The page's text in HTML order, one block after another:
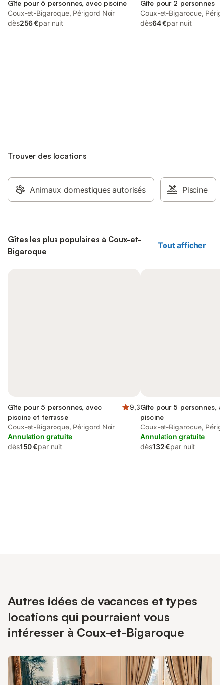
Gîte pour 6 personnes, avec piscine
Coux-et-Bigaroque, Périgord Noir
dès256 €par nuit
Gîte pour 2 personnes
Coux-et-Bigaroque,
dès64 €par nuit
Trouver des locations
Animaux domestiques autorisés Piscine
Gîtes les plus populaires à Coux-et-
Bigaroque
Tout afficher
Gîte pour 5 personnes, avec
piscine et terrasse
9,3
Coux-et-Bigaroque, Périgord Noir
Annulation gratuite
dès150 €par nuit
Gîte pour 5 personnes,
piscine
Coux-et-Bigaroque,
Annulation gratuite
dès132 €par nuit
Autres idées de vacances et types
locations qui pourraient vous
intéresser à Coux-et-Bigaroque